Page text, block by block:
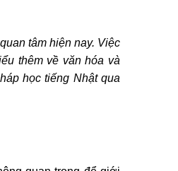
tâm hiện nay. Việc
thêm về văn hóa và
học tiếng Nhật qua